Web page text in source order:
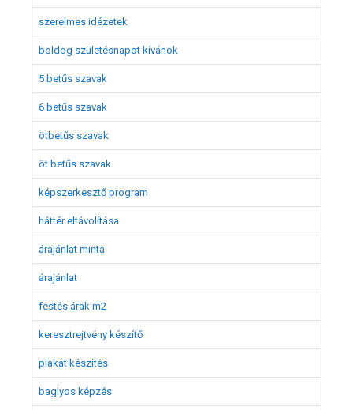
szerelmes idézetek
boldog születésnapot kívánok
5 betűs szavak
6 betűs szavak
ötbetűs szavak
öt betűs szavak
képszerkesztő program
háttér eltávolítása
árajánlat minta
árajánlat
festés árak m2
keresztrejtvény készítő
plakát készítés
baglyos képzés